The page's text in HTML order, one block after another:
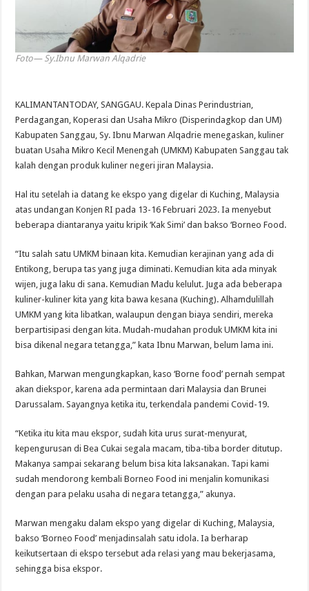
Foto— Sy.Ibnu Marwan Alqadrie
KALIMANTANTODAY, SANGGAU. Kepala Dinas Perindustrian,
Perdagangan, Koperasi dan Usaha Mikro (Disperindagkop dan UM)
Kabupaten Sanggau, Sy. Ibnu Marwan Alqadrie menegaskan, kuliner
buatan Usaha Mikro Kecil Menengah (UMKM) Kabupaten Sanggau tak
kalah dengan produk kuliner negeri jiran Malaysia.
Hal itu setelah ia datang ke ekspo yang digelar di Kuching, Malaysia
atas undangan Konjen RI pada 13-16 Februari 2023. Ia menyebut
beberapa diantaranya yaitu kripik ‘Kak Simi’ dan bakso ‘Borneo Food.
“Itu salah satu UMKM binaan kita. Kemudian kerajinan yang ada di
Entikong, berupa tas yang juga diminati. Kemudian kita ada minyak
wijen, juga laku di sana. Kemudian Madu kelulut. Juga ada beberapa
kuliner-kuliner kita yang kita bawa kesana (Kuching). Alhamdulillah
UMKM yang kita libatkan, walaupun dengan biaya sendiri, mereka
berpartisipasi dengan kita. Mudah-mudahan produk UMKM kita ini
bisa dikenal negara tetangga,” kata Ibnu Marwan, belum lama ini.
Bahkan, Marwan mengungkapkan, kaso ‘Borne food’ pernah sempat
akan diekspor, karena ada permintaan dari Malaysia dan Brunei
Darussalam. Sayangnya ketika itu, terkendala pandemi Covid-19.
“Ketika itu kita mau ekspor, sudah kita urus surat-menyurat,
kepengurusan di Bea Cukai segala macam, tiba-tiba border ditutup.
Makanya sampai sekarang belum bisa kita laksanakan. Tapi kami
sudah mendorong kembali Borneo Food ini menjalin komunikasi
dengan para pelaku usaha di negara tetangga,” akunya.
Marwan mengaku dalam ekspo yang digelar di Kuching, Malaysia,
bakso ‘Borneo Food’ menjadinsalah satu idola. Ia berharap
keikutsertaan di ekspo tersebut ada relasi yang mau bekerjasama,
sehingga bisa ekspor.